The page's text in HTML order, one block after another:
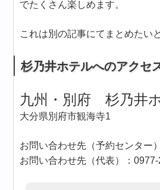
でたくさん楽しめます。
これは別の記事にてまとめたい
杉乃井ホテルへのアクセ
九州・別府 杉乃井
大分県別府市観海寺1
お問い合わせ先（予約センター
お問い合わせ先（代表）：